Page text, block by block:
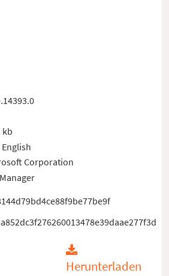
kb
English
Corporation
Herunterladen